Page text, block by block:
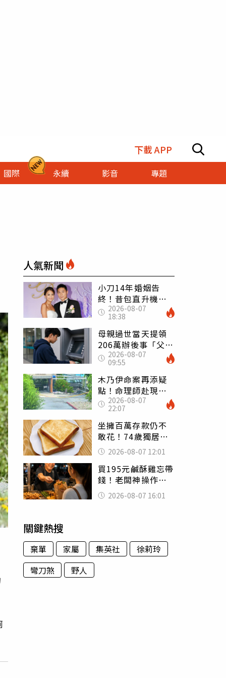
下載 APP
國際 永續 影音 專題
人氣新聞
小刀14年婚姻告
終！昔包直升機求
婚 豪砸545萬辦婚
禮還找連戰證婚
2026-08-07
18:38
母親過世當天提領
206萬辦後事「父子
遭判刑」 律師：
搶錢先下手是罪
2026-08-07
09:55
木乃伊命案再添疑
點！命理師赴現場
遇天候驟變 驚
喊：死者還有冤屈
2026-08-07
22:07
坐擁百萬存款仍不
敢花！74歲獨居翁
「1餐只吃1片吐
司」 半年後暴瘦
嚇壞女兒
2026-08-07 12:01
買195元鹹酥雞忘帶
錢！老闆神操作
「倒找5元」 全網
看哭：這就是台灣
2026-08-07 16:01
關鍵熱搜
棄單 家屬 集英社
徐莉玲
彎刀煞
野人